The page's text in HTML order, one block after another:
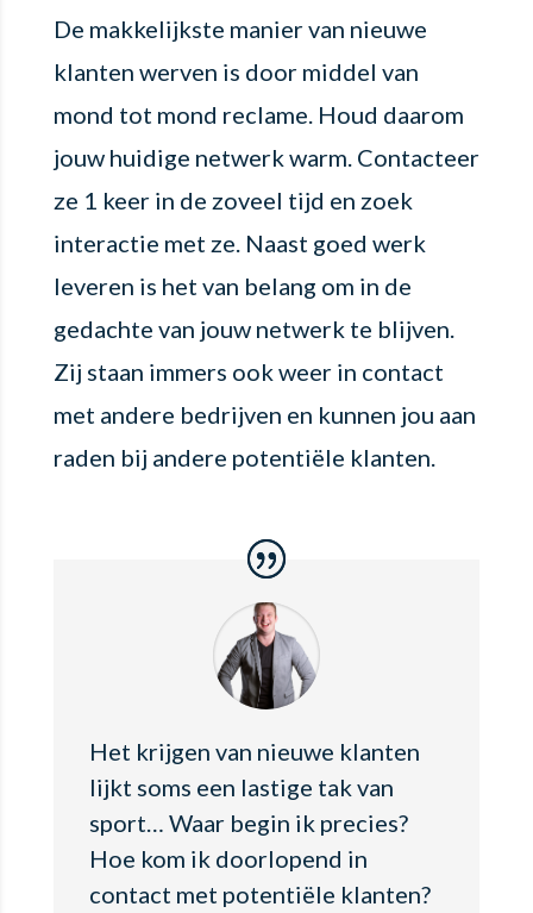
De makkelijkste manier van nieuwe
klanten werven is door middel van
mond tot mond reclame. Houd daarom
jouw huidige netwerk warm. Contacteer
ze 1 keer in de zoveel tijd en zoek
interactie met ze. Naast goed werk
leveren is het van belang om in de
gedachte van jouw netwerk te blijven.
Zij staan immers ook weer in contact
met andere bedrijven en kunnen jou aan
raden bij andere potentiële klanten.
Het krijgen van nieuwe klanten
lijkt soms een lastige tak van
sport… Waar begin ik precies?
Hoe kom ik doorlopend in
contact met potentiële klanten?